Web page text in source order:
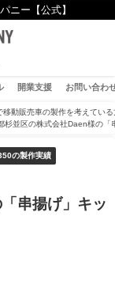
ニー【公式】
開業支援 お問い合わ
移動販売車の製作を考えている
杉並区の株式会社Daen様の「
の製作実績
串揚げ」キッ